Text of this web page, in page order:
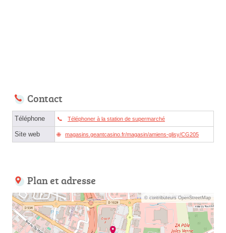
Contact
Téléphone Téléphoner à la station de supermarché
Site web magasins.geantcasino.fr/magasin/amiens-glisy/CG205
Plan et adresse
© contributeurs OpenStreetMap